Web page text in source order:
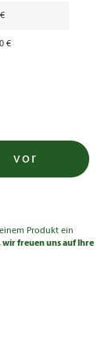
€
vor
Produkt ein
wir freuen uns auf Ihre